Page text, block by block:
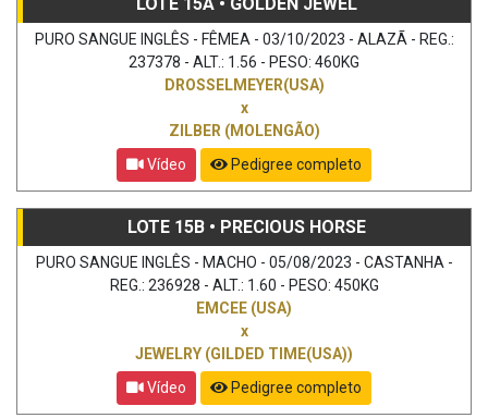
PURO SANGUE INGLÊS - FÊMEA - 03/10/2023 - ALAZÃ - REG.:
237378 - ALT.: 1.56 - PESO: 460KG
DROSSELMEYER(USA)
x
ZILBER (MOLENGÃO)
Vídeo
Pedigree completo
LOTE 15B • PRECIOUS HORSE
PURO SANGUE INGLÊS - MACHO - 05/08/2023 - CASTANHA -
REG.: 236928 - ALT.: 1.60 - PESO: 450KG
EMCEE (USA)
x
JEWELRY (GILDED TIME(USA))
Vídeo
Pedigree completo